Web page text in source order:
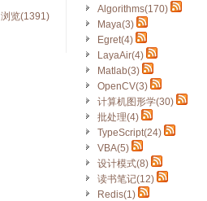
浏览(1391)
Algorithms(170)
Maya(3)
Egret(4)
LayaAir(4)
Matlab(3)
OpenCV(3)
计算机图形学(30)
批处理(4)
TypeScript(24)
VBA(5)
设计模式(8)
读书笔记(12)
Redis(1)